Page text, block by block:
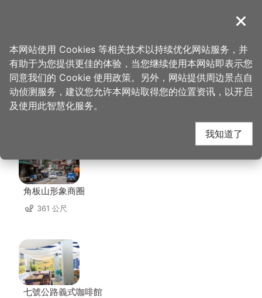
導覽
首页 > 想去的地方 > 美食、购物 > 复兴区农会
复兴区农会 周边店家
角板山形象商圈
361 公尺
七號公路義式咖啡館
关闭
本网站使用 Cookies 等相关技术以持续优化网站服务，并
有助于为您提供更佳的体验，当您继续使用本网站即表示您
同意我们的 Cookie 使用政策。另外，网站提供周边景点自
动侦测服务，建议您允许本网站取得您的位置资讯，以开启
及使用此智慧化服务。
我知道了